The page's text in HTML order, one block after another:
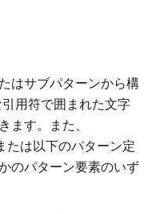
はサブパターンから構
用符で囲まれた文字
ます。また、
たは以下のパターン定
のパターン要素のいず